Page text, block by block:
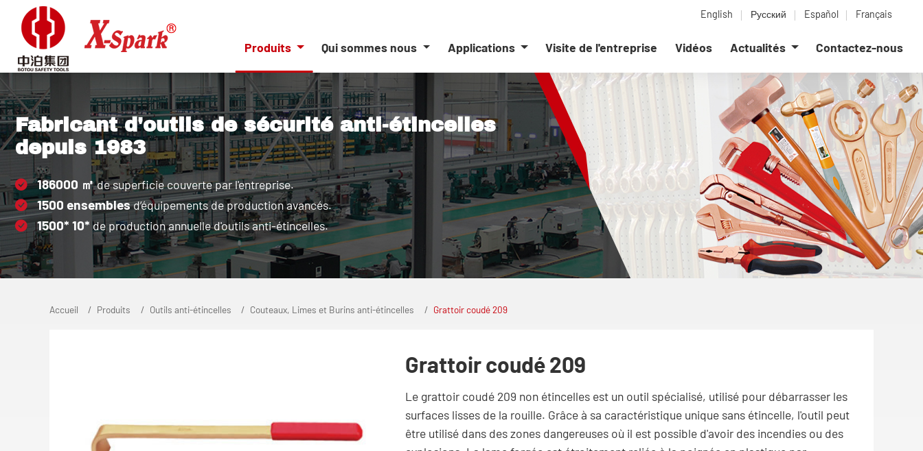
English Русский Español Français
Produits Qui sommes nous Applications Visite de l'entreprise Vidéos Actualités Contactez-nous
Fabricant d'outils de sécurité anti-étincelles
depuis 1983
186000 ㎡de superficie couverte par l'entreprise.
1500 ensemblesd’équipements de production avancés.
1500* 10* de production annuelle d'outils anti-étincelles.
Accueil Produits Outils anti-étincelles Couteaux, Limes et Burins anti-étincelles Grattoir coudé 209
Grattoir coudé 209
Le grattoir coudé 209 non étincelles est un outil spécialisé, utilisé pour débarrasser les
surfaces lisses de la rouille. Grâce à sa caractéristique unique sans étincelle, l'outil peut
être utilisé dans des zones dangereuses où il est possible d'avoir des incendies ou des